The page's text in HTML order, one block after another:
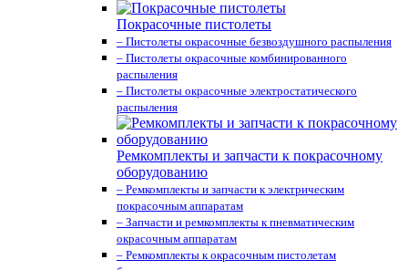
Покрасочные пистолеты
– Пистолеты окрасочные безвоздушного распыления
– Пистолеты окрасочные комбинированного
распыления
– Пистолеты окрасочные электростатического
распыления
Ремкомплекты и запчасти к покрасочному
оборудованию
– Ремкомплекты и запчасти к электрическим
покрасочным аппаратам
– Запчасти и ремкомплекты к пневматическим
окрасочным аппаратам
– Ремкомплекты к окрасочным пистолетам